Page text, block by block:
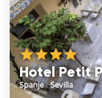
Hotel Petit
Spanje/Sevilla